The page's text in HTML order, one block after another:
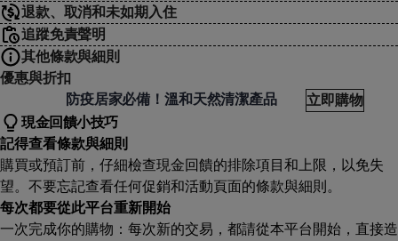
退款、取消和未如期入住
追蹤免責聲明
其他條款與細則
優惠與折扣
選物 AUMEET防疫居家必備！溫和天然清潔產品
立即購物
現金回饋小技巧
記得查看條款與細則
購買或預訂前，仔細檢查現金回饋的排除項目和上限，以免失
望。不要忘記查看任何促銷和活動頁面的條款與細則。
每次都要從此平台重新開始
一次完成你的購物：每次新的交易，都請從本平台開始，直接造